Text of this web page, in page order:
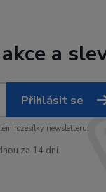
a
Přihlásit se
rozesílky newsletteru.
za 14 dní.